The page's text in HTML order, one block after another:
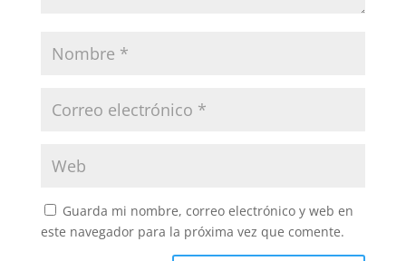
Guarda mi nombre, correo electrónico y web en
este navegador para la próxima vez que comente.